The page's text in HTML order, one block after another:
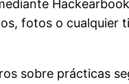
fotos o cualquier
sobre prácticas